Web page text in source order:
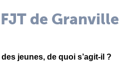
de Granville
jeunes, de quoi s’agit-il ?